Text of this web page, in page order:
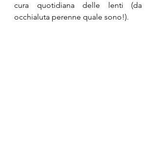
cura quotidiana delle lenti (da
occhialuta perenne quale sono!).